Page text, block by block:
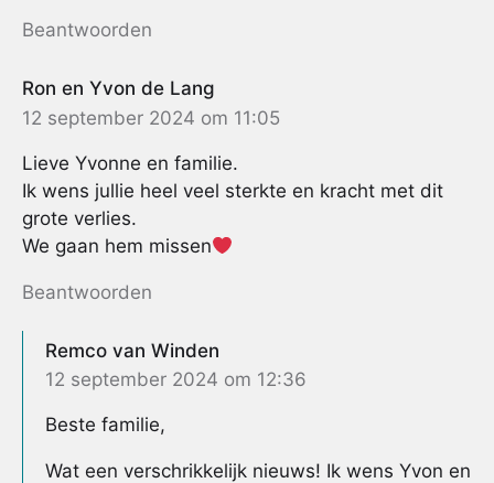
Beantwoorden
Ron en Yvon de Lang
12 september 2024 om 11:05
Lieve Yvonne en familie.
Ik wens jullie heel veel sterkte en kracht met dit
grote verlies.
We gaan hem missen
Beantwoorden
Remco van Winden
12 september 2024 om 12:36
Beste familie,
Wat een verschrikkelijk nieuws! Ik wens Yvon en